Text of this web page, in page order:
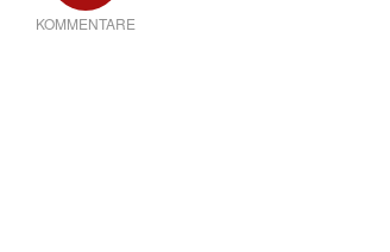
KOMMENTARE